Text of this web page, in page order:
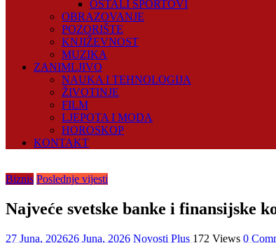
OSTALI SPORTOVI
OBRAZOVANJE
POZORIŠTE
KNJIŽEVNOST
MUZIKA
ZANIMLJIVO
NAUKA I TEHNOLOGIJA
ŽIVOTINJE
FILM
LJEPOTA I MODA
HOROSKOP
KONTAKT
Biznis Poslednje vijesti
Najveće svetske banke i finansijske
27 Juna, 202626 Juna, 2026 Novosti Plus 172 Views 0